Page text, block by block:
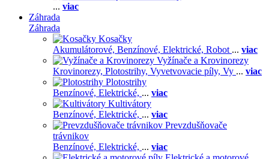
... viac
Záhrada
Záhrada
Kosačky
Akumulátorové, Benzínové, Elektrické, Robot ... viac
Vyžínače a Krovinorezy
Krovinorezy, Plotostrihy, Vyvetvovacie píly, Vy ... viac
Plotostrihy
Benzínové, Elektrické, ... viac
Kultivátory
Benzínové, Elektrické, ... viac
Prevzdušňovače
trávnikov
Benzínové, Elektrické, ... viac